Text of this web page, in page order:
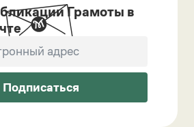
Грамоты в
Подписаться